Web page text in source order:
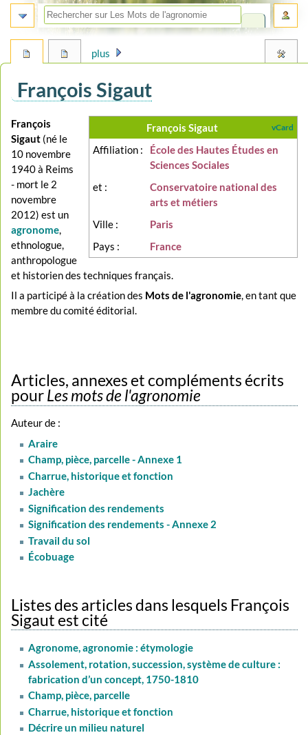
François Sigaut
Aller
à
la
navigation
Aller
à
la
recherche
vCard
François Sigaut
Affiliation :
École des Hautes Études en
Sciences Sociales
et :
Conservatoire national des
arts et métiers
Ville :
Paris
Pays :
France
François
Sigaut (né le
10 novembre
1940 à Reims
- mort le 2
novembre
2012) est un
agronome,
ethnologue,
anthropologue
et historien des techniques français.
Il a participé à la création des Mots de l'agronomie, en tant que
membre du comité éditorial.
Articles, annexes et compléments écrits
pourLes mots de l'agronomie
Auteur de :
Araire
Champ, pièce, parcelle - Annexe 1
Charrue, historique et fonction
Jachère
Signification des rendements
Signification des rendements - Annexe 2
Travail du sol
Écobuage
Listes des articles dans lesquels François
Sigaut est cité
Agronome, agronomie : étymologie
Assolement, rotation, succession, système de culture :
fabrication d’un concept, 1750-1810
Champ, pièce, parcelle
Charrue, historique et fonction
Décrire un milieu naturel
plus